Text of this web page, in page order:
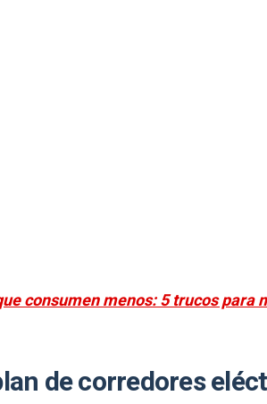
consumen menos: 5 trucos para
de corredores